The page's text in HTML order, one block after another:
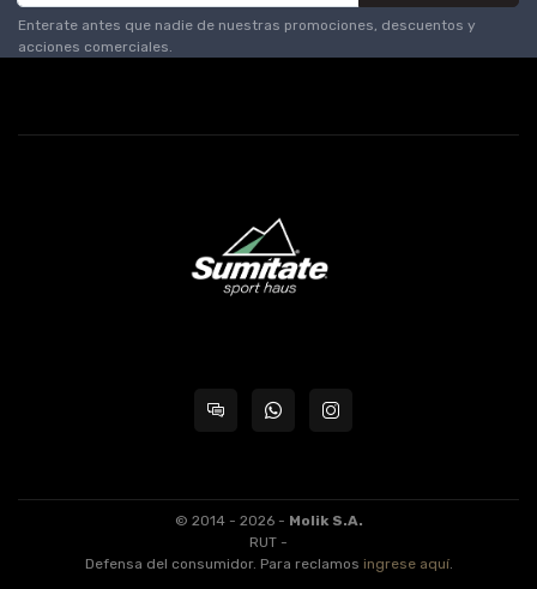
Enterate antes que nadie de nuestras promociones, descuentos y
acciones comerciales.
© 2014 - 2026 - Molik S.A.
RUT -
Defensa del consumidor. Para reclamos ingrese aquí.